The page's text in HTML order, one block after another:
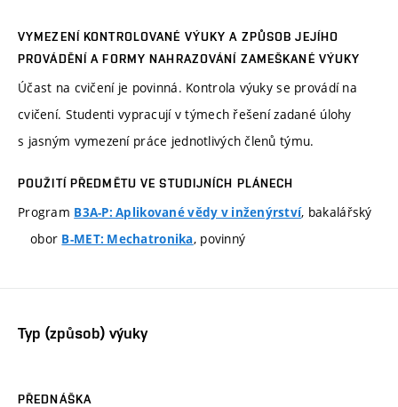
VYMEZENÍ KONTROLOVANÉ VÝUKY A ZPŮSOB JEJÍHO
PROVÁDĚNÍ A FORMY NAHRAZOVÁNÍ ZAMEŠKANÉ VÝUKY
Účast na cvičení je povinná. Kontrola výuky se provádí na
cvičení. Studenti vypracují v týmech řešení zadané úlohy
s jasným vymezení práce jednotlivých členů týmu.
POUŽITÍ PŘEDMĚTU VE STUDIJNÍCH PLÁNECH
Program B3A-P: Aplikované vědy v inženýrství, bakalářský
obor B-MET: Mechatronika, povinný
Typ (způsob) výuky
PŘEDNÁŠKA